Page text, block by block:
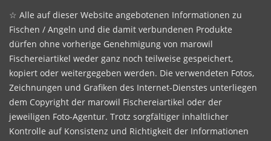
☆ Alle auf dieser Website angebotenen Informationen zu
Fischen / Angeln und die damit verbundenen Produkte
dürfen ohne vorherige Genehmigung von marowil
Fischereiartikel weder ganz noch teilweise gespeichert,
kopiert oder weitergegeben werden. Die verwendeten Fotos,
Zeichnungen und Grafiken des Internet-Dienstes unterliegen
dem Copyright der marowil Fischereiartikel oder der
jeweiligen Foto-Agentur. Trotz sorgfältiger inhaltlicher
Kontrolle auf Konsistenz und Richtigkeit der Informationen